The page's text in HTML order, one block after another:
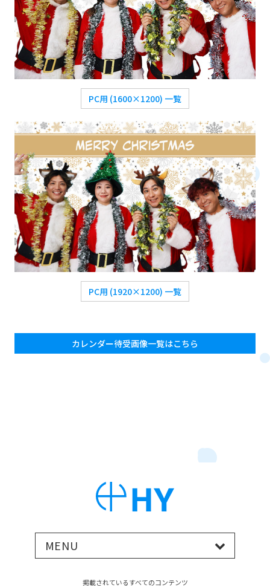
PC用 (1600×1200) 一覧
PC用 (1920×1200) 一覧
カレンダー待受画像一覧はこちら
MENU
掲載されているすべてのコンテンツ